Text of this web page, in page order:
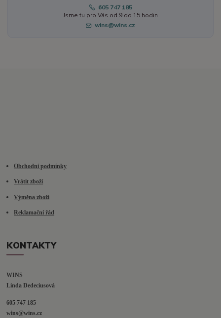
605 747 185
Jsme tu pro Vás od 9 do 15 hodin
wins@wins.cz
Obchodní podmínky
Vrátit zboží
Výměna zboží
Reklamační řád
KONTAKTY
WINS
Linda Dedeciusová
605 747 185
wins@wins.cz